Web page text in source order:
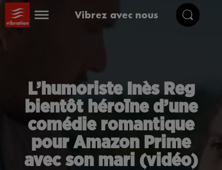
Vibrez avec nous
L’humoriste Inès Reg
bientôt héroïne d’une
comédie romantique
pour Amazon Prime
avec son mari (vidéo)